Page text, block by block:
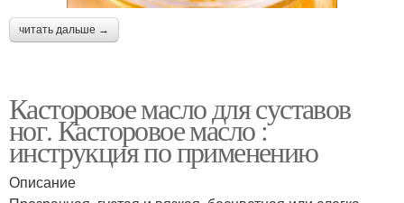
читать дальше →
Касторовое масло для суставов
ног. Касторовое масло :
инструкция по применению
Описание